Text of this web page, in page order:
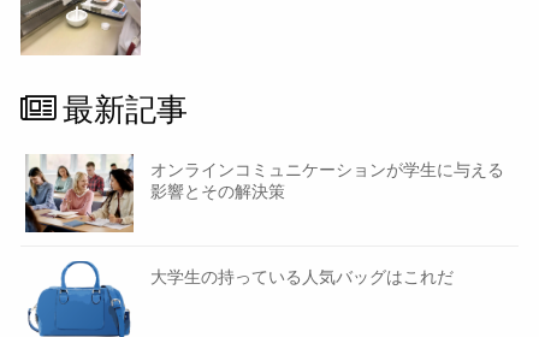
最新記事
オンラインコミュニケーションが学生に与える
影響とその解決策
大学生の持っている人気バッグはこれだ